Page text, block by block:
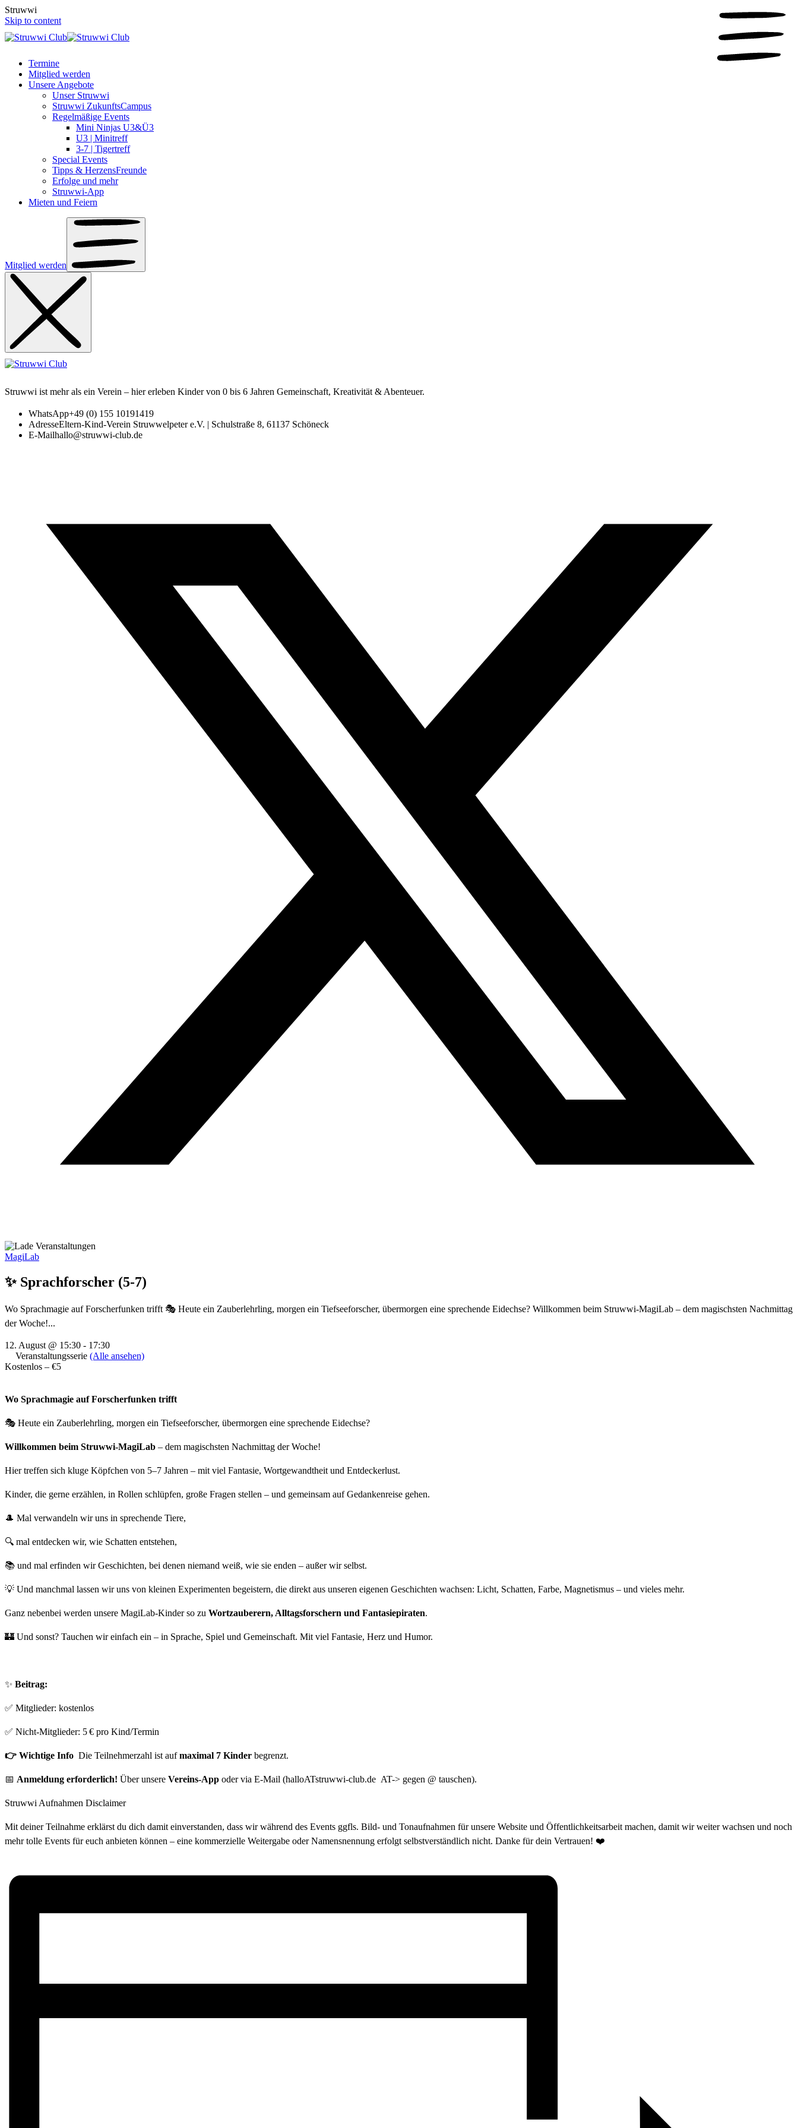
Struwwi
Skip to content
Termine
Mitglied werden
Unsere Angebote
Unser Struwwi
Struwwi ZukunftsCampus
Regelmäßige Events
Mini Ninjas U3&Ü3
U3 | Minitreff
3-7 | Tigertreff
Special Events
Tipps & HerzensFreunde
Erfolge und mehr
Struwwi-App
Mieten und Feiern
Mitglied werden
Struwwi ist mehr als ein Verein – hier erleben Kinder von 0 bis 6 Jahren Gemeinschaft, Kreativität & Abenteuer.
WhatsApp+49 (0) 155 10191419
AdresseEltern-Kind-Verein Struwwelpeter e.V. | Schulstraße 8, 61137 Schöneck
E-Mailhallo@struwwi-club.de
MagiLab
✨ Sprachforscher (5-7)
Wo Sprachmagie auf Forscherfunken trifft 🎭 Heute ein Zauberlehrling, morgen ein Tiefseeforscher, übermorgen eine sprechende Eidechse? Willkommen beim Struwwi-MagiLab – dem magischsten Nachmittag
der Woche!...
12. August @ 15:30 - 17:30
Veranstaltungsserie (Alle ansehen)
Kostenlos – €5
Wo Sprachmagie auf Forscherfunken trifft
🎭 Heute ein Zauberlehrling, morgen ein Tiefseeforscher, übermorgen eine sprechende Eidechse?
Willkommen beim Struwwi-MagiLab – dem magischsten Nachmittag der Woche!
Hier treffen sich kluge Köpfchen von 5–7 Jahren – mit viel Fantasie, Wortgewandtheit und Entdeckerlust.
Kinder, die gerne erzählen, in Rollen schlüpfen, große Fragen stellen – und gemeinsam auf Gedankenreise gehen.
🎩 Mal verwandeln wir uns in sprechende Tiere,
🔍 mal entdecken wir, wie Schatten entstehen,
📚 und mal erfinden wir Geschichten, bei denen niemand weiß, wie sie enden – außer wir selbst.
💡 Und manchmal lassen wir uns von kleinen Experimenten begeistern, die direkt aus unseren eigenen Geschichten wachsen: Licht, Schatten, Farbe, Magnetismus – und vieles mehr.
Ganz nebenbei werden unsere MagiLab-Kinder so zu Wortzauberern, Alltagsforschern und Fantasiepiraten.
🏰 Und sonst? Tauchen wir einfach ein – in Sprache, Spiel und Gemeinschaft. Mit viel Fantasie, Herz und Humor.
✨ Beitrag:
✅ Mitglieder: kostenlos
✅ Nicht‑Mitglieder: 5 € pro Kind/Termin
👉 Wichtige Info Die Teilnehmerzahl ist aufmaximal 7 Kinder begrenzt.
📅 Anmeldung erforderlich! Über unsere Vereins-App oder via E-Mail (halloATstruwwi-club.de AT-> gegen @ tauschen).
Struwwi Aufnahmen Disclaimer
Mit deiner Teilnahme erklärst du dich damit einverstanden, dass wir während des Events ggfls. Bild- und Tonaufnahmen für unsere Website und Öffentlichkeitsarbeit machen, damit wir weiter wachsen und noch
mehr tolle Events für euch anbieten können – eine kommerzielle Weitergabe oder Namensnennung erfolgt selbstverständlich nicht. Danke für dein Vertrauen! ❤️